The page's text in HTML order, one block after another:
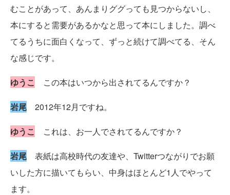
むことがあって、あんまりググっても見つからないし、
本にすると需要があるかなと思って本にしました。調べ
てるうちに面白くなって、ずっと続けて調べてる、そん
な感じです。
ゆうこ この本はいつから出されてるんですか？
岩尾 2012年12月ですね。
ゆうこ これは、お一人でされてるんですか？
岩尾 表紙は高校時代の友達や、Twitterつながりでお願
いした方に描いてもらい、中身はほとんど1人でやって
ます。